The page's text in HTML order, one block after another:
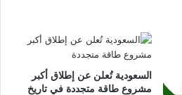
السعودية تُعلن عن إطلاق أكبر
مشروع طاقة متجددة في تاريخ